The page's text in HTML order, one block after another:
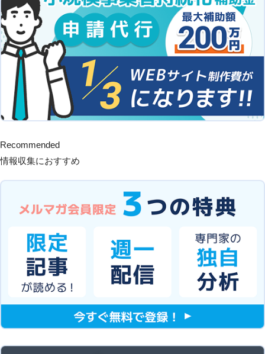
Recommended
情報収集におすすめ